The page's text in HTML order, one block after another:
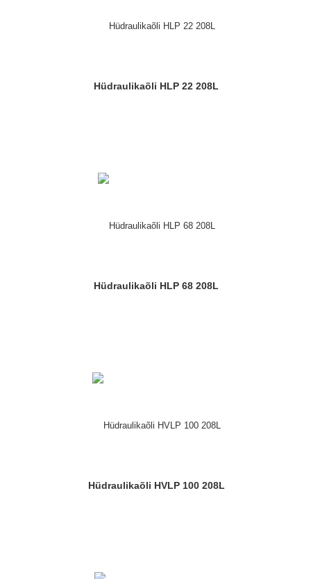
Hüdraulikaõli HLP 22 208L
Hüdraulikaõli HLP 68 208L
Hüdraulikaõli HVLP 100 208L